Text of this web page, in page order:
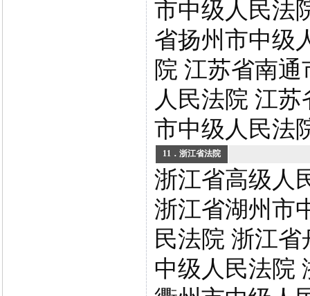
市中级人民法
省扬州市中级
院 江苏省南
人民法院 江
市中级人民法
11．浙江省法院
浙江省高级人
浙江省湖州市
民法院 浙江
中级人民法院